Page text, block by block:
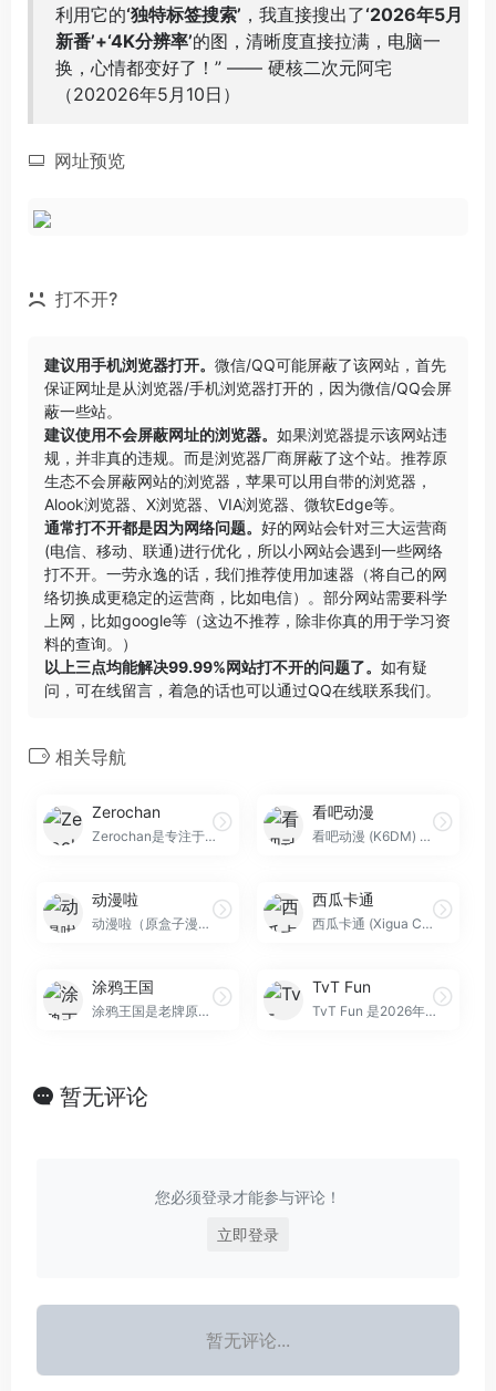
利用它的‘独特标签搜索’ ，我直接搜出了‘2026年5月
新番’+‘4K分辨率’的图，清晰度直接拉满，电脑一
换，心情都变好了！” —— 硬核二次元阿宅
（202026年5月10日）
网址预览
打不开?
建议用手机浏览器打开。 微信/QQ可能屏蔽了该网站，首先
保证网址是从浏览器/手机浏览器打开的，因为微信/QQ会屏
蔽一些站。
建议使用不会屏蔽网址的浏览器。 如果浏览器提示该网站违
规，并非真的违规。而是浏览器厂商屏蔽了这个站。推荐原
生态不会屏蔽网站的浏览器，苹果可以用自带的浏览器，
Alook浏览器
X浏览器 VIA浏览器 微软Edge等。
通常打不开都是因为网络问题。 好的网站会针对三大运营商
(电信、移动、联通)进行优化，所以小网站会遇到一些网络
打不开。一劳永逸的话，我们推荐使用加速器（将自己的网
络切换成更稳定的运营商，比如电信）。部分网站需要科学
上网，比如google等（这边不推荐，除非你真的用于学习资
料的查询。）
以上三点均能解决99.99%网站打不开的问题了。 如有疑
问，可在线留言，着急的话也可以通过QQ在线联系我们。
相关导航
Zerochan
Zerochan是专注于动漫与二次元的专业图库，提供无AI干扰的高清壁纸与精准角色搜图服务。涵盖最新手游立绘与动漫同人图，助你轻松找到高分神图。
看吧动漫
看吧动漫 (K6DM) 提供优质的无删减动漫观看体验，收录无节操摄影部、碧蓝之海等热门耽美/BL/里番动漫。支持多线路切换与下载，是漫迷必备的追更神器。
动漫啦
动漫啦（原盒子漫画），10年经典漫画站点，全新改版归来，无广告的清新漫画站点，依旧为您提供最新最全的漫画。
西瓜卡通
西瓜卡通 (Xigua Cartoon) 是一个全网热门4K动漫聚合站。提供高清《斗罗大陆》《咒术回战》等热门排行作品，支持免费在线观看与离线缓存。2026年老牌漫站，无门槛畅享全球热门动漫。
涂鸦王国
涂鸦王国是老牌原创插画社区，提供硬核Photoshop/Procreate插画教程。主打官方壁纸变现与防骗接单，助力画师用作品赚钱，严禁AI生成内容。
TvT Fun
TvT Fun 是2026年最火的免费动漫网站！提供《拥有超常技能的异世界流浪美食家》第二季等2026新番实时更新，以及《Re：从零开始的异世界生活》等经典动漫重温。无广告干扰，高清画质，番剧自由从这里开始！
暂无评论
您必须登录才能参与评论！
立即登录
暂无评论...